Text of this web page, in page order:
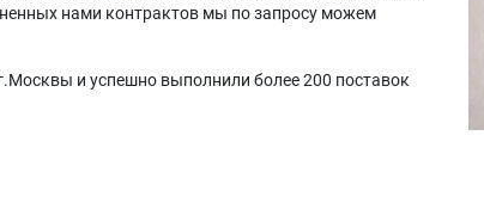
нами контрактов мы по запросу можем
и успешно выполнили более 200 поставок